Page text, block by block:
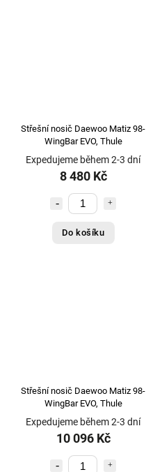
Střešní nosič Daewoo Matiz 98-
WingBar EVO, Thule
Expedujeme během 2-3 dní
8 480 Kč
Do košíku
Střešní nosič Daewoo Matiz 98-
WingBar EVO, Thule
Expedujeme během 2-3 dní
10 096 Kč